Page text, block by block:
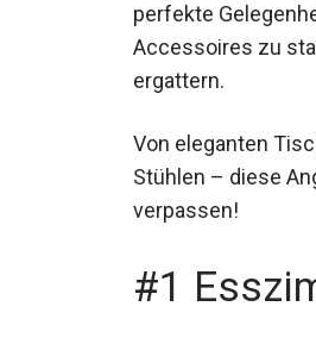
perfekte
Accessoires zu
ergattern.
Von eleganten
Stühlen – diese
verpassen!
#1